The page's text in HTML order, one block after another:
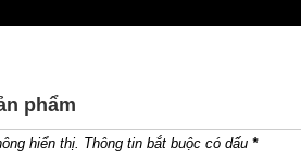
phẩm
hiển thị. Thông tin bắt buộc có dấu *